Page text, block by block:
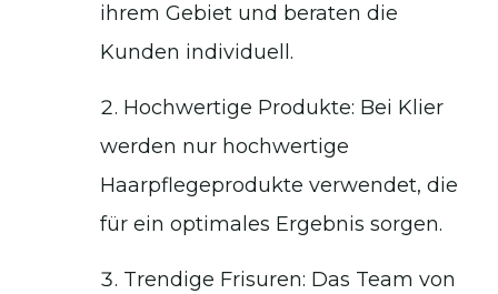
ihrem Gebiet und beraten die
Kunden individuell.
Hochwertige Produkte: Bei Klier
werden nur hochwertige
Haarpflegeprodukte verwendet, die
für ein optimales Ergebnis sorgen.
Trendige Frisuren: Das Team von